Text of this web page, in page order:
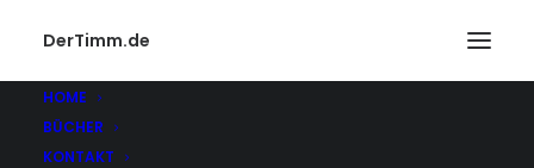
DerTimm.de
HOME
BÜCHER
KONTAKT